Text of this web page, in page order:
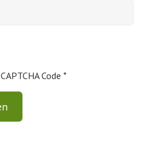
CAPTCHA Code *